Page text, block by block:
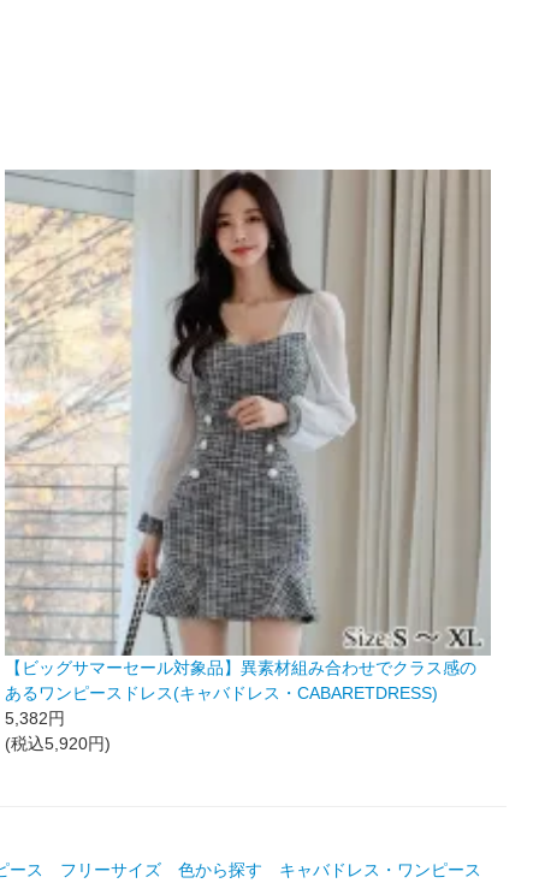
【ビッグサマーセール対象品】異素材組み合わせでクラス感の
あるワンピースドレス(キャバドレス・CABARETDRESS)
5,382円
(税込5,920円)
ース フリーサイズ 色から探す キャバドレス・ワンピース